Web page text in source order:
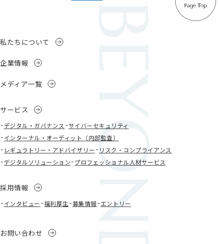
私たちについて
企業情報
メディア一覧
サービス
デジタル・ガバナンス
サイバーセキュリティ
インターナル・オーディット（内部監査）
レギュラトリー・アドバイザリー
リスク・コンプライアンス
デジタルソリューション プロフェッショナル人材サービス
採用情報
インタビュー 福利厚生 募集情報 エントリー
お問い合わせ